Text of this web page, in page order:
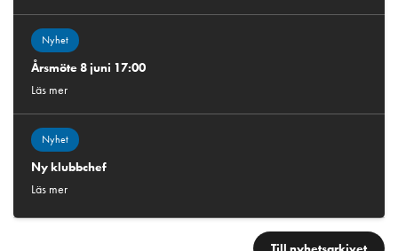
Nyhet
Årsmöte 8 juni 17:00
Läs mer
Nyhet
Ny klubbchef
Läs mer